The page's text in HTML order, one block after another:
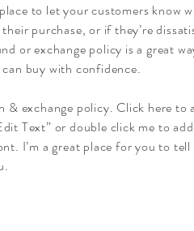
to let your customers know
purchase, or if they’re
or exchange policy is a great
buy with confidence.
& exchange policy. Click here to
Text” or double click me to
I’m a great place for you to